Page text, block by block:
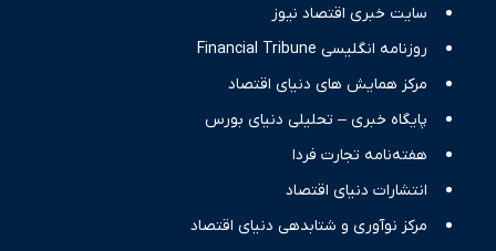
سایت خبری اقتصاد نیوز
روزنامه انگلیسی Financial Tribune
مرکز همایش های دنیای اقتصاد
پایگاه خبری – تحلیلی دنیای بورس
هفته‌نامه تجارت فردا
انتشارات دنیای اقتصاد
مرکز نوآوری و شتابدهی دنیای اقتصاد